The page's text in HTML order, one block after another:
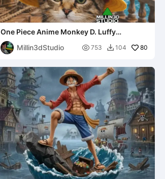
One Piece Anime Monkey D. Luffy
Kattenhoed
Millin3dStudio
 753  104 80